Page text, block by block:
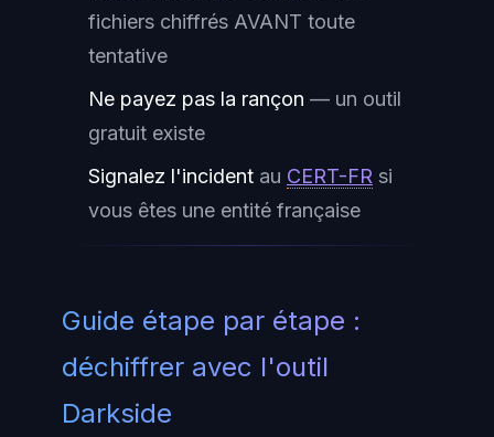
fichiers chiffrés AVANT toute
tentative
Ne payez pas la rançon — un outil
gratuit existe
Signalez l'incident au CERT-FR si
vous êtes une entité française
Guide étape par étape :
déchiffrer avec l'outil
Darkside